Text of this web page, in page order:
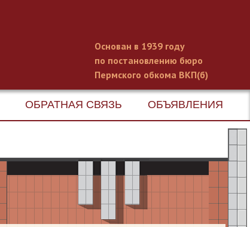
Основан в 1939 году
по постановлению бюро
Пермского обкома ВКП(б)
ОБРАТНАЯ СВЯЗЬ ОБЪЯВЛЕНИЯ